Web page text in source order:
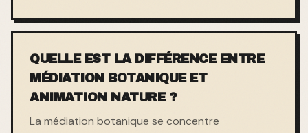
QUELLE EST LA DIFFÉRENCE ENTRE
MÉDIATION BOTANIQUE ET
ANIMATION NATURE ?
La médiation botanique se concentre